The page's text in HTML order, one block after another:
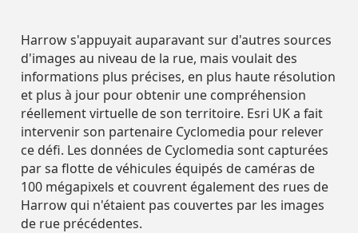
Harrow s'appuyait auparavant sur d'autres sources
d'images au niveau de la rue, mais voulait des
informations plus précises, en plus haute résolution
et plus à jour pour obtenir une compréhension
réellement virtuelle de son territoire. Esri UK a fait
intervenir son partenaire Cyclomedia pour relever
ce défi. Les données de Cyclomedia sont capturées
par sa flotte de véhicules équipés de caméras de
100 mégapixels et couvrent également des rues de
Harrow qui n'étaient pas couvertes par les images
de rue précédentes.